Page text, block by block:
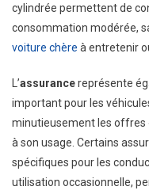
cylindrée permettent de
consommation modérée,
voiture chère à entretenir
L’assurancereprésente
important pour les
minutieusement les offres
à son usage. Certains
spécifiques pour les
utilisation occasionnelle,